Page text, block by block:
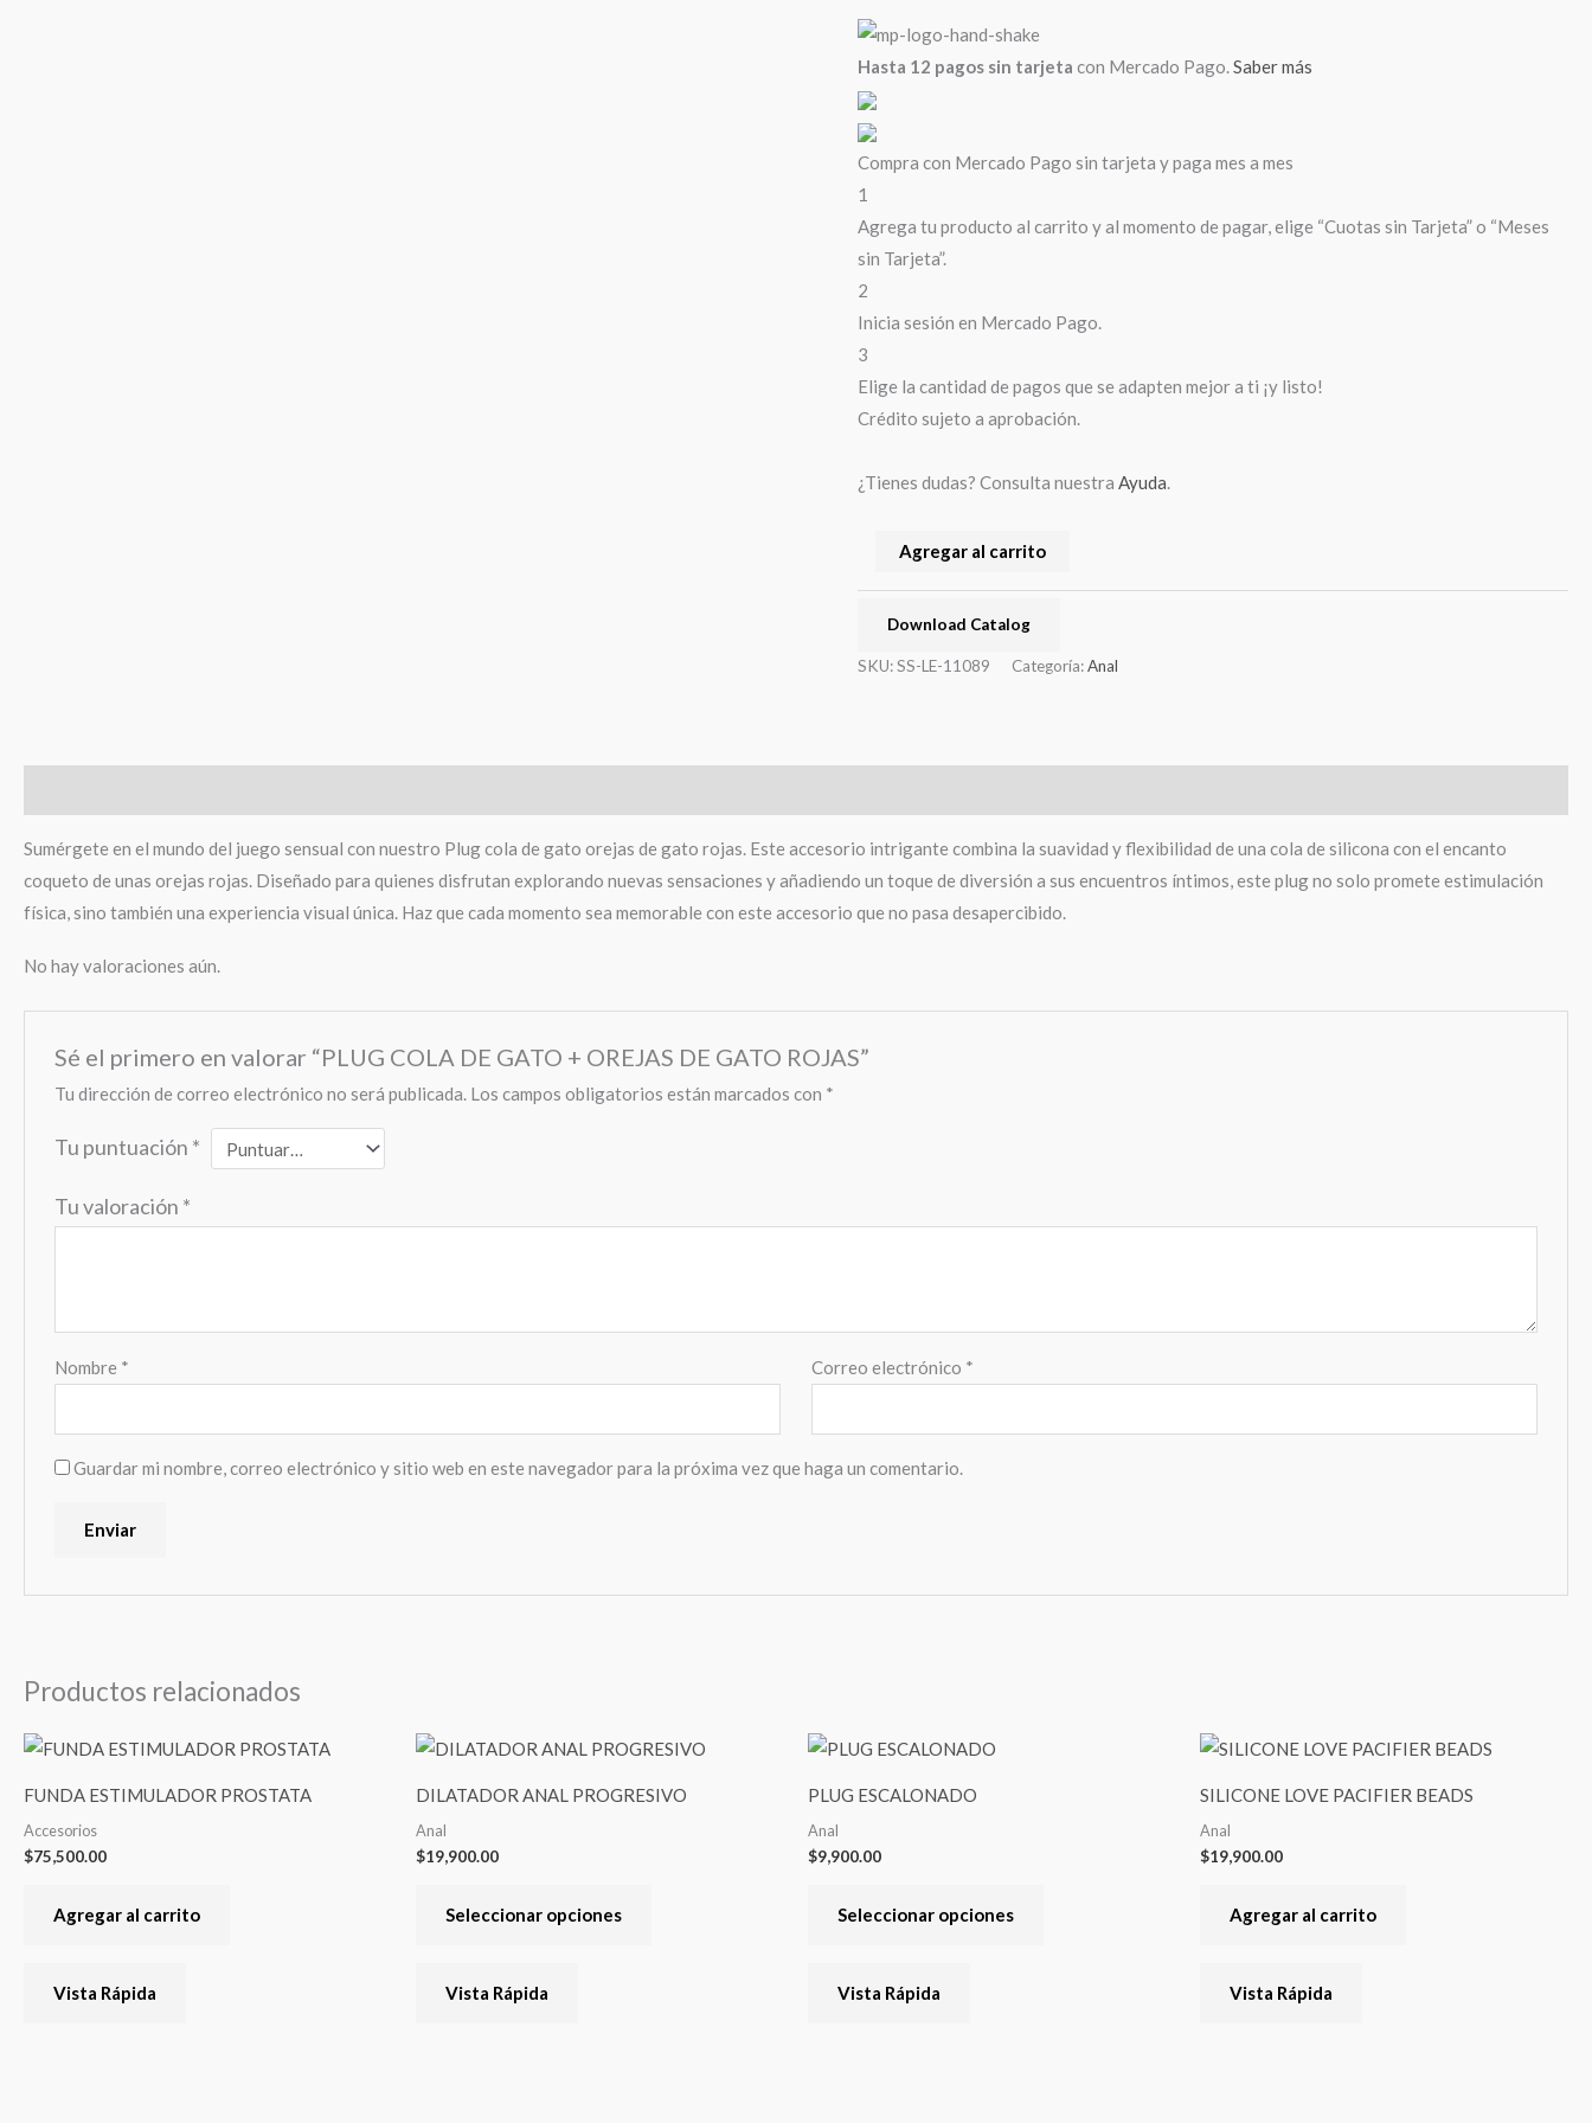
Hasta 12 pagos sin tarjeta con Mercado Pago.Saber más
Compra con Mercado Pago sin tarjeta y paga mes a mes
1
Agrega tu producto al carrito y al momento de pagar, elige “Cuotas sin Tarjeta” o “Meses
sin Tarjeta”.
2
Inicia sesión en Mercado Pago.
3
Elige la cantidad de pagos que se adapten mejor a ti ¡y listo!
Crédito sujeto a aprobación.
¿Tienes dudas? Consulta nuestraAyuda.
cantidad
Agregar al carrito
Download Catalog
SKU:SS-LE-11089 Categoría:Anal
Sumérgete en el mundo del juego sensual con nuestro Plug cola de gato orejas de gato rojas. Este accesorio intrigante combina la suavidad y flexibilidad de una cola de silicona con el encanto
coqueto de unas orejas rojas. Diseñado para quienes disfrutan explorando nuevas sensaciones y añadiendo un toque de diversión a sus encuentros íntimos, este plug no solo promete estimulación
física, sino también una experiencia visual única. Haz que cada momento sea memorable con este accesorio que no pasa desapercibido.
No hay valoraciones aún.
Sé el primero en valorar “PLUG COLA DE GATO + OREJAS DE GATO ROJAS”
Tu dirección de correo electrónico no será publicada. Los campos obligatorios están marcados con *
Tu puntuación *
Tu valoración *
Nombre * Correo electrónico *
Guardar mi nombre, correo electrónico y sitio web en este navegador para la próxima vez que haga un comentario.
Productos relacionados
FUNDA ESTIMULADOR PROSTATA
Accesorios
$75,500.00
Agregar al carrito
Vista Rápida
DILATADOR ANAL PROGRESIVO
Anal
$19,900.00
Seleccionar opciones
Este
Vista Rápida
PLUG ESCALONADO
Anal
$9,900.00
Seleccionar opciones
Vista Rápida
SILICONE LOVE PACIFIER BEADS
Anal
$19,900.00
Agregar al carrito
Vista Rápida